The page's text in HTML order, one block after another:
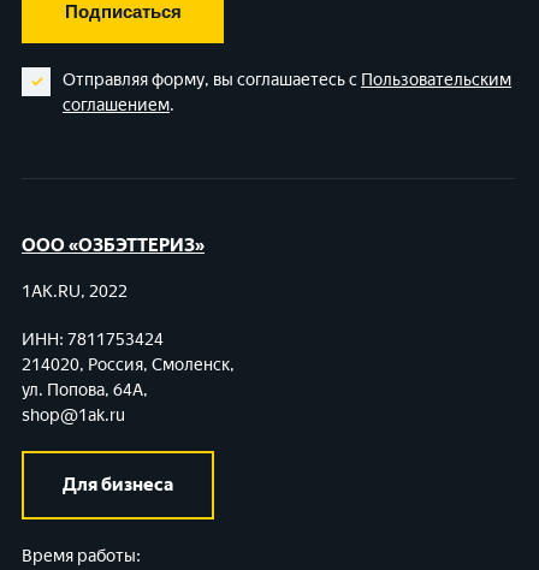
Подписаться
Отправляя форму, вы соглашаетесь с Пользовательским
соглашением.
ООО «ОЗБЭТТЕРИЗ»
1AK.RU, 2022
ИНН: 7811753424
214020, Россия, Смоленск,
ул. Попова, 64А,
shop@1ak.ru
Для бизнеса
Время работы: